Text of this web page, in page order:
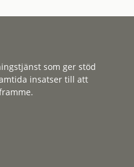
som ger stöd
insatser till att